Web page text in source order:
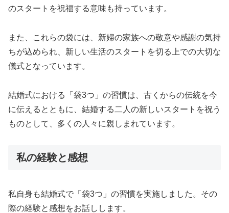
のスタートを祝福する意味も持っています。
また、これらの袋には、新婦の家族への敬意や感謝の気持
ちが込められ、新しい生活のスタートを切る上での大切な
儀式となっています。
結婚式における「袋3つ」の習慣は、古くからの伝統を今
に伝えるとともに、結婚する二人の新しいスタートを祝う
ものとして、多くの人々に親しまれています。
私の経験と感想
私自身も結婚式で「袋3つ」の習慣を実施しました。その
際の経験と感想をお話しします。